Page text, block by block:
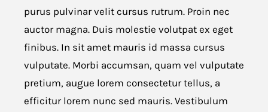
purus pulvinar velit cursus rutrum. Proin nec
auctor magna. Duis molestie volutpat ex eget
finibus. In sit amet mauris id massa cursus
vulputate. Morbi accumsan, quam vel vulputate
pretium, augue lorem consectetur tellus, a
efficitur lorem nunc sed mauris. Vestibulum